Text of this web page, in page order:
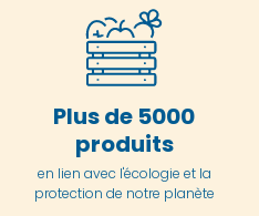
Plus de 5000
produits
en lien avec l'écologie et la
protection de notre planète